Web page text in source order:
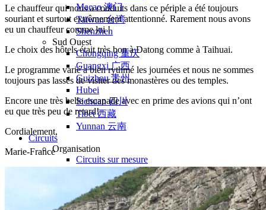
Macao 澳门
Taïwan 台湾
Shenzhen
Sud Ouest
Chongqing 重庆
Guangxi 广西
Guizhou 贵州
Hubei
Sichuan 四川
Tibet 西藏
Yunnan 云南
Circuits
Organisation
Circuits sur mesure
Nos Petits Groupes
Classique et incontournables
Culture & expériences
Le chauffeur qui nous a conduits dans ce périple a été toujours
souriant et surtout extrêmement attentionné. Rarement nous avons
eu un chauffeur comme lui !
Le choix des hôtels était très bon à Datong comme à Taihuai.
Le programme varié a bien rythmé les journées et nous ne sommes
toujours pas lassés de visiter des monastères ou des temples.
Encore une très belle escapade avec en prime des avions qui n’ont
eu que très peu de retard!
Cordialement,
Marie-France